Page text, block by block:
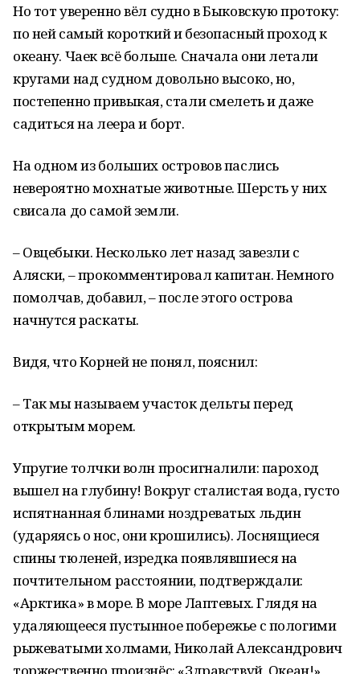
Но тот уверенно вёл судно в Быковскую протоку:
по ней самый короткий и безопасный проход к
океану. Чаек всё больше. Сначала они летали
кругами над судном довольно высоко, но,
постепенно привыкая, стали смелеть и даже
садиться на леера и борт.
На одном из больших островов паслись
невероятно мохнатые животные. Шерсть у них
свисала до самой земли.
– Овцебыки. Несколько лет назад завезли с
Аляски, – прокомментировал капитан. Немного
помолчав, добавил, – после этого острова
начнутся раскаты.
Видя, что Корней не понял, пояснил:
– Так мы называем участок дельты перед
открытым морем.
Упругие толчки волн просигналили: пароход
вышел на глубину! Вокруг сталистая вода, густо
испятнанная блинами ноздреватых льдин
(ударяясь о нос, они крошились). Лоснящиеся
спины тюленей, изредка появлявшиеся на
почтительном расстоянии, подтверждали:
«Арктика» в море. В море Лаптевых. Глядя на
удаляющееся пустынное побережье с пологими
рыжеватыми холмами, Николай Александрович